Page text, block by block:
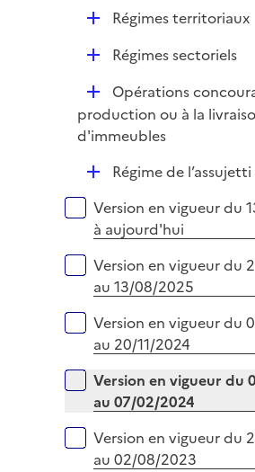
D
e
r
Régimes territoriaux
D
l
i
Régimes sectoriels
D
é
p
e
r
Opérations
production ou à la
d'immeubles
D
p
l
i
r
Régime de
Versions sur la période
Version en vigueur du
à aujourd'hui
Version en vigueur du
au 13/08/2025
Version en vigueur du
au 20/11/2024
Version en vigueur du
au 07/02/2024
Version en vigueur du
au 02/08/2023